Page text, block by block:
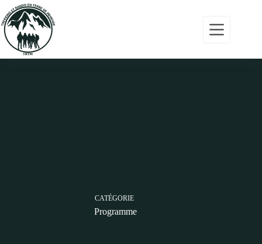
Accueil
Programmes
CATÉGORIE
Programme